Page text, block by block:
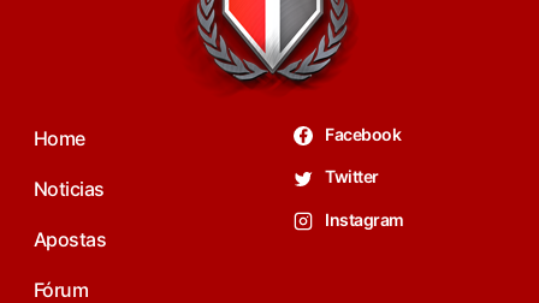
Home
Noticias
Apostas
Fórum
Facebook
Twitter
Instagram